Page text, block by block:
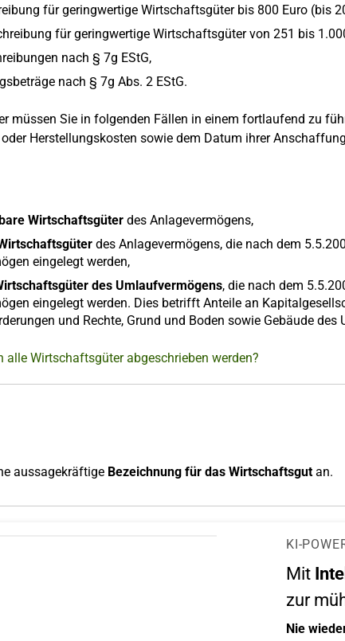
für geringwertige Wirtschaftsgüter bis 800 Euro (bis
für geringwertige Wirtschaftsgüter von 251 bis
nach § 7g EStG,
nach § 7g Abs. 2 EStG.
müssen Sie in folgenden Fällen in einem fortlaufend zu
Herstellungskosten sowie dem Datum ihrer
Wirtschaftsgüter des Anlagevermögens,
des Anlagevermögens, die nach dem
eingelegt werden,
des Umlaufvermögens, die nach dem
eingelegt werden. Dies betrifft Anteile an
und Rechte, Grund und Boden sowie Gebäude des
alle Wirtschaftsgüter abgeschrieben werden?
aussagekräftige Bezeichnung für das Wirtschaftsgutan.
KI-
Mit
zur
Nie